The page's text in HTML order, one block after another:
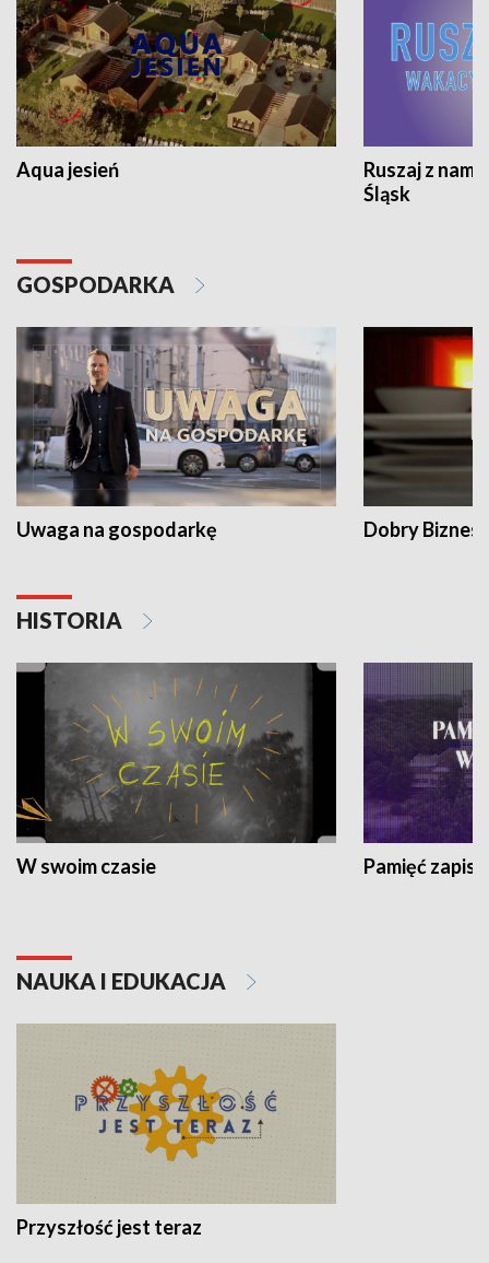
Aqua jesień
Ruszaj z
Śląsk
GOSPODARKA
Uwaga na gospodarkę Dobry Biznes
HISTORIA
W swoim czasie Pamięć
NAUKA I EDUKACJA
Przyszłość jest teraz